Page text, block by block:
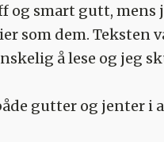
og smart gutt, mens
som dem. Teksten
å lese og jeg
gutter og jenter i